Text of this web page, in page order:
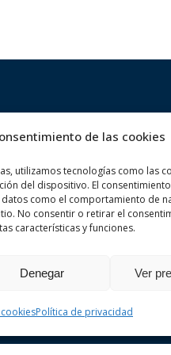
de las cookies
utilizamos tecnologías como las
del dispositivo. El
como el comportamiento de
No consentir o retirar el
características y funciones.
Denegar Ver
Política de privacidad
és un despatx
en dret
ciutat de Girona.
consulta sense